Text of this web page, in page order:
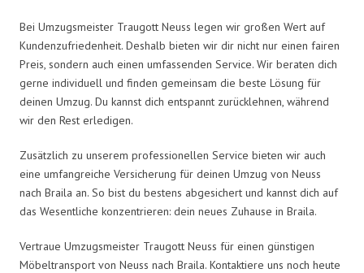
Bei Umzugsmeister Traugott Neuss legen wir großen Wert auf
Kundenzufriedenheit. Deshalb bieten wir dir nicht nur einen fairen
Preis, sondern auch einen umfassenden Service. Wir beraten dich
gerne individuell und finden gemeinsam die beste Lösung für
deinen Umzug. Du kannst dich entspannt zurücklehnen, während
wir den Rest erledigen.
Zusätzlich zu unserem professionellen Service bieten wir auch
eine umfangreiche Versicherung für deinen Umzug von Neuss
nach Braila an. So bist du bestens abgesichert und kannst dich auf
das Wesentliche konzentrieren: dein neues Zuhause in Braila.
Vertraue Umzugsmeister Traugott Neuss für einen günstigen
Möbeltransport von Neuss nach Braila. Kontaktiere uns noch heute